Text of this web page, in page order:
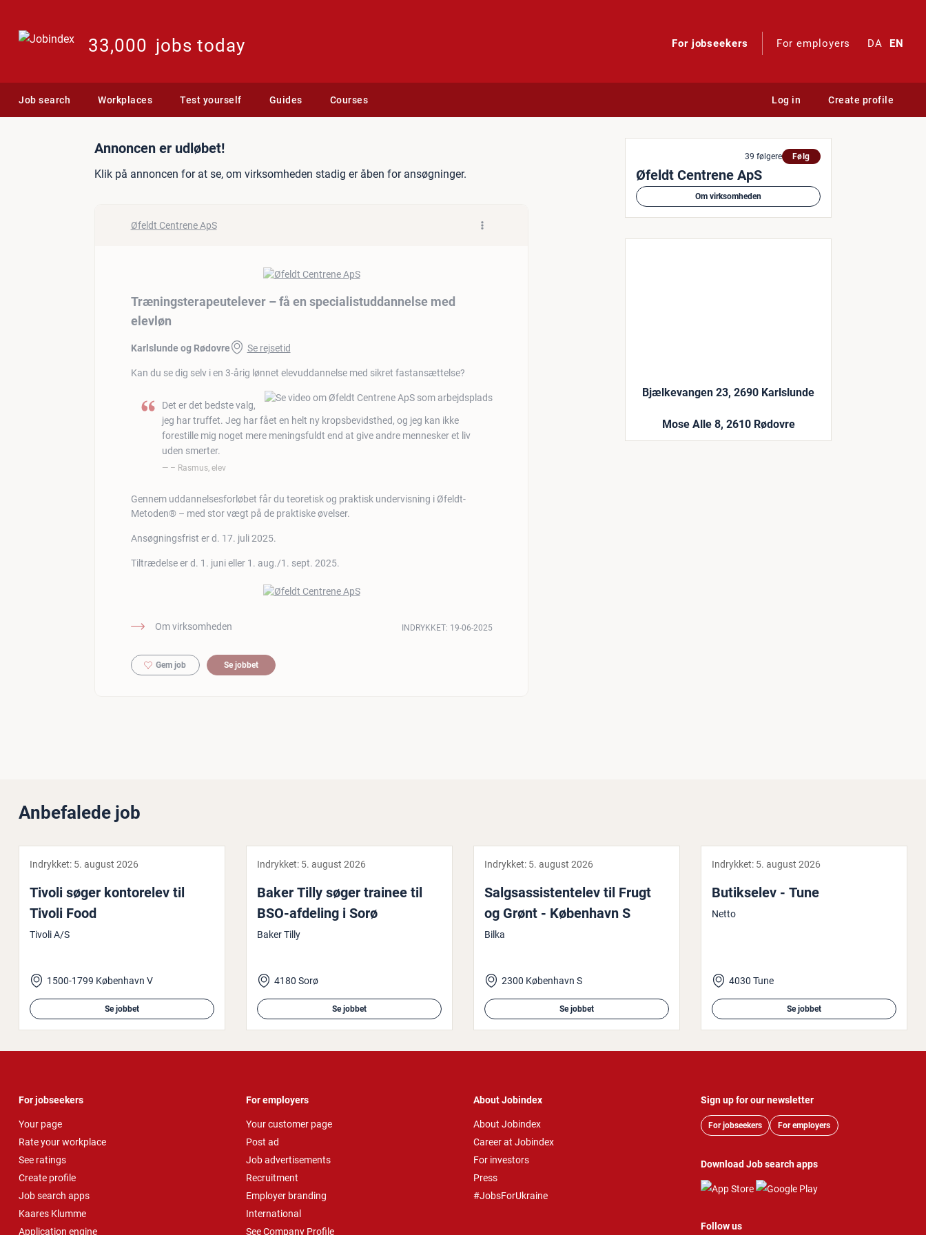
33,000 jobs today For jobseekers For employers DA EN
Job search Workplaces Test yourself Guides Courses Log in Create profile
Jobannonce: Træningsterapeutelever – få en specialistuddannelse med elevløn
Annoncen er udløbet!
Klik på annoncen for at se, om virksomheden stadig er åben for ansøgninger.
Øfeldt Centrene ApS
Træningsterapeutelever – få en specialistuddannelse med
elevløn
Karlslunde og Rødovre Se rejsetid
Kan du se dig selv i en 3-årig lønnet elevuddannelse med sikret fastansættelse?
Det er det bedste valg,
jeg har truffet. Jeg har fået en helt ny kropsbevidsthed, og jeg kan ikke
forestille mig noget mere meningsfuldt end at give andre mennesker et liv
uden smerter.
– Rasmus, elev
Gennem uddannelsesforløbet får du teoretisk og praktisk undervisning i Øfeldt-
Metoden® – med stor vægt på de praktiske øvelser.
Ansøgningsfrist er d. 17. juli 2025.
Tiltrædelse er d. 1. juni eller 1. aug./1. sept. 2025.
Om virksomheden INDRYKKET: 19-06-2025
Gem job Se jobbet
39 følgere Følg
Øfeldt Centrene ApS
Om virksomheden
Bjælkevangen 23, 2690 Karlslunde
Mose Alle 8, 2610 Rødovre
Anbefalede job
Indrykket: 5. august 2026
Tivoli søger kon­to­re­lev til
Tivoli Food
Tivoli A/S
1500-1799 København V
Se jobbet
Indrykket: 5. august 2026
Baker Tilly søger trainee til
BSO-afdeling i Sorø
Baker Tilly
4180 Sorø
Se jobbet
Indrykket: 5. august 2026
Salgs­as­si­sten­te­lev til Frugt
og Grønt - København S
Bilka
2300 København S
Se jobbet
Indrykket: 5. august 2026
Bu­tik­se­lev - Tune
Netto
4030 Tune
Se jobbet
For jobseekers
Your page
Rate your workplace
See ratings
Create profile
Job search apps
Kaares Klumme
Application engine
For employers
Your customer page
Post ad
Job advertisements
Recruitment
Employer branding
International
See Company Profile
About Jobindex
About Jobindex
Career at Jobindex
For investors
Press
#JobsForUkraine
Sign up for our newsletter
For jobseekers For employers
Download Job search apps
Follow us